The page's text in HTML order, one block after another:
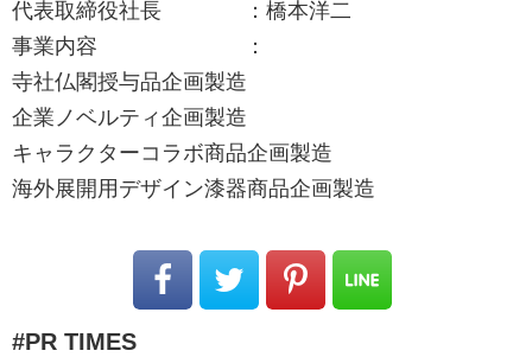
代表取締役社長 ：橋本洋二
事業内容 ：
寺社仏閣授与品企画製造
企業ノベルティ企画製造
キャラクターコラボ商品企画製造
海外展開用デザイン漆器商品企画製造
PR TIMES